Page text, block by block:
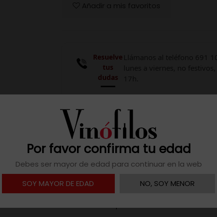
Por favor confirma tu edad
Debes ser mayor de edad para continuar en la web
SOY MAYOR DE EDAD
NO, SOY MENOR
Resuelve
tus
dudas
